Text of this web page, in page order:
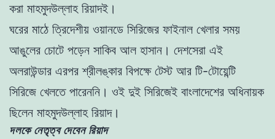
করা মাহমুদউল্লাহ রিয়াদই।
ঘরের মাঠে ত্রিদেশীয় ওয়ানডে সিরিজের ফাইনাল খেলার সময়
আঙুলের চোটে পড়েন সাকিব আল হাসান। দেশসেরা এই
অলরাউন্ডার এরপর শ্রীলঙ্কার বিপক্ষে টেস্ট আর টি-টোয়েন্টি
সিরিজে খেলতে পারেননি। ওই দুই সিরিজেই বাংলাদেশের অধিনায়ক
ছিলেন মাহমুদউল্লাহ রিয়াদ।
দলকে নেতৃত্ব দেবেন রিয়াদ